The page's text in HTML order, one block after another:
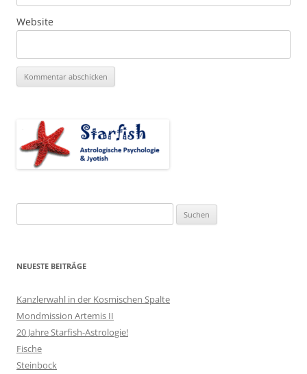
Website
nach:
NEUESTE BEITRÄGE
Kanzlerwahl in der Kosmischen Spalte
Mondmission Artemis II
20 Jahre Starfish-Astrologie!
Fische
Steinbock